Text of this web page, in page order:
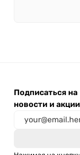
Подписаться на
новости и акции